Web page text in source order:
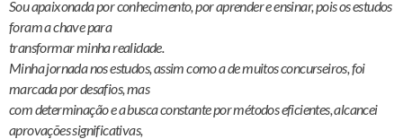
Sou apaixonada por conhecimento, por aprender e ensinar, pois os estudos
foram a chave para
transformar minha realidade.
Minha jornada nos estudos, assim como a de muitos concurseiros, foi
marcada por desafios, mas
com determinação e a busca constante por métodos eficientes, alcancei
aprovações significativas,